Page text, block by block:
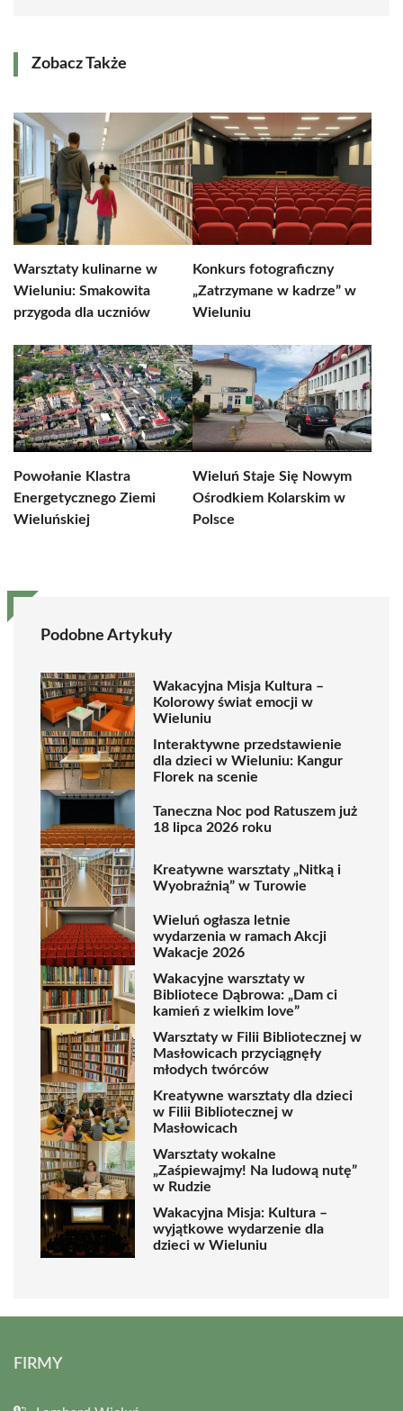
Zobacz Także
Warsztaty kulinarne w
Wieluniu: Smakowita
przygoda dla uczniów
Konkurs fotograficzny
„Zatrzymane w kadrze” w
Wieluniu
Powołanie Klastra
Energetycznego Ziemi
Wieluńskiej
Wieluń Staje Się Nowym
Ośrodkiem Kolarskim w
Polsce
Podobne Artykuły
Wakacyjna Misja Kultura –
Kolorowy świat emocji w
Wieluniu
Interaktywne przedstawienie
dla dzieci w Wieluniu: Kangur
Florek na scenie
Taneczna Noc pod Ratuszem już
18 lipca 2026 roku
Kreatywne warsztaty „Nitką i
Wyobraźnią” w Turowie
Wieluń ogłasza letnie
wydarzenia w ramach Akcji
Wakacje 2026
Wakacyjne warsztaty w
Bibliotece Dąbrowa: „Dam ci
kamień z wielkim love”
Warsztaty w Filii Bibliotecznej w
Masłowicach przyciągnęły
młodych twórców
Kreatywne warsztaty dla dzieci
w Filii Bibliotecznej w
Masłowicach
Warsztaty wokalne
„Zaśpiewajmy! Na ludową nutę”
w Rudzie
Wakacyjna Misja: Kultura –
wyjątkowe wydarzenie dla
dzieci w Wieluniu
FIRMY